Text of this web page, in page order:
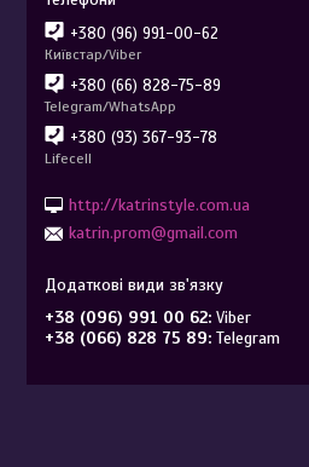
+380 (96) 991-00-62
Київстар/Viber
+380 (66) 828-75-89
Telegram/WhatsApp
+380 (93) 367-93-78
Lifecell
http://katrinstyle.com.ua
katrin.prom@gmail.com
+38 (096) 991 00 62 Viber
+38 (066) 828 75 89 Telegram